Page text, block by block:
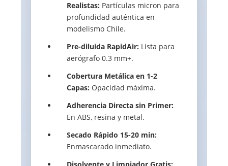
Realistas: Partículas micron para
profundidad auténtica en
modelismo Chile.
Pre-diluida RapidAir: Lista para
aerógrafo 0.3 mm+.
Cobertura Metálica en 1-2
Capas: Opacidad máxima.
Adherencia Directa sin Primer:
En ABS, resina y metal.
Secado Rápido 15-20 min:
Enmascarado inmediato.